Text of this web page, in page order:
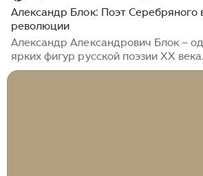
Александр Блок: Поэт Серебряного
революции
Александр Александрович Блок –
ярких фигур русской поэзии XX
стихи, пронизанные мистицизмом,